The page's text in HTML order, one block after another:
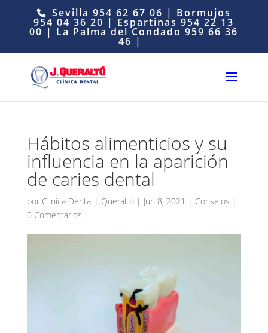
Sevilla954 62 67 06 | Bormujos
954 04 36 20 | Espartinas954 22 13
00 | La Palma del Condado959 66 36
46 |
Hábitos alimenticios y su
influencia en la aparición
de caries dental
por Clinica Dental J. Queraltó| Jun 8, 2021 | Consejos |
0 Comentarios